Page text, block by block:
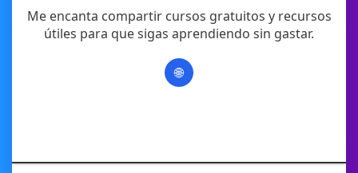
Me encanta compartir cursos gratuitos y recursos
útiles para que sigas aprendiendo sin gastar.
🌐